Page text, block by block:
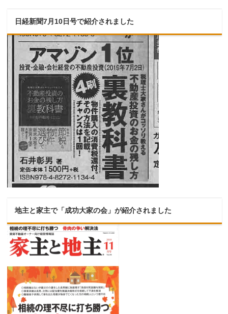
日経新聞7月10日号で紹介されました
地主と家主で「成功大家の会」が紹介されました